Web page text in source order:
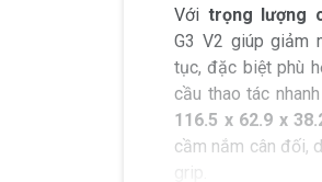
Với trọng lượng
G3 V2 giúp giảm
tục, đặc biệt phù
cầu thao tác
116.5 x 62.9 x
cầm nắm cân đối,